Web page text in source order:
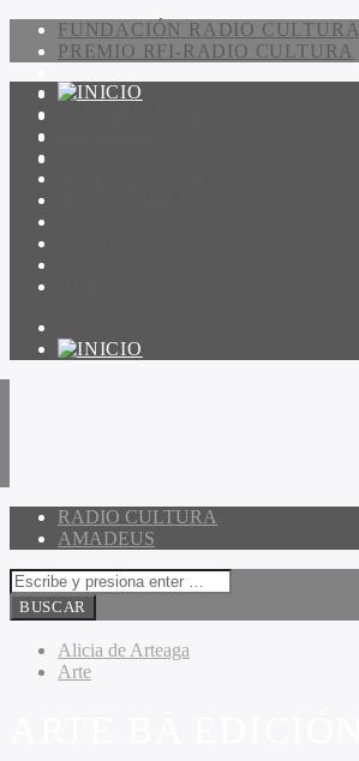
FUNDACIÓN RADIO CULTURA
PREMIO RFI-RADIO CULTURA
RADIO CULTURA
AMADEUS
Alicia de Arteaga
Arte